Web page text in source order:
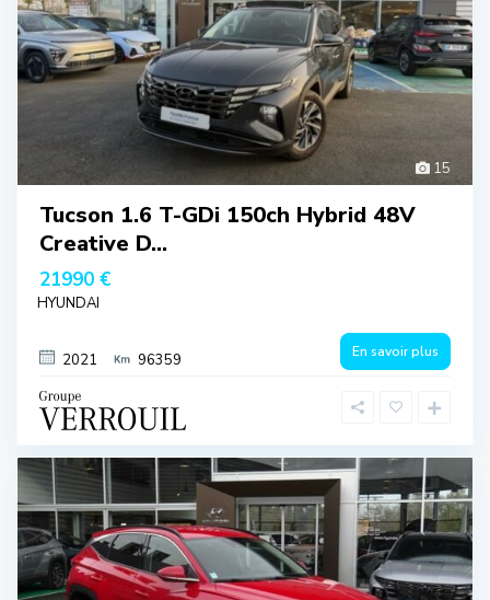
15
Tucson 1.6 T-GDi 150ch Hybrid 48V
Creative D...
21990 €
HYUNDAI
2021 96359 En savoir plus